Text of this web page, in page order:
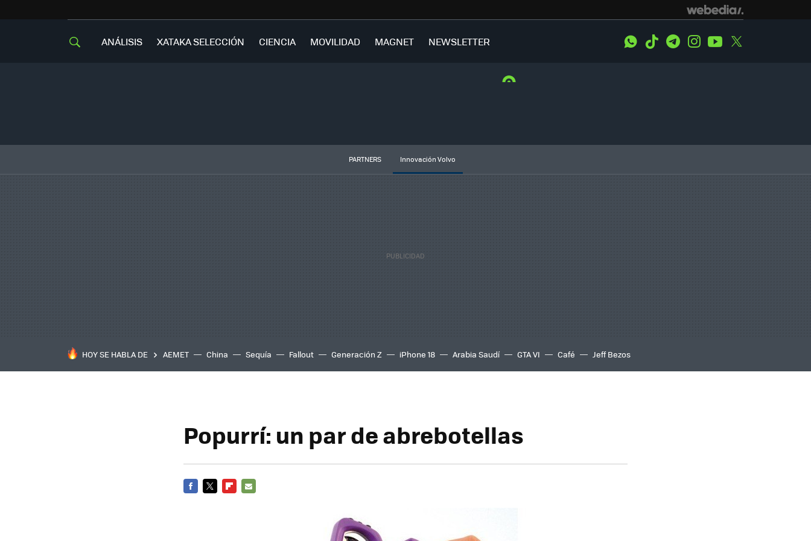
ANÁLISIS XATAKA SELECCIÓN CIENCIA MOVILIDAD MAGNET NEWSLETTER WhatsApp
Tiktok TelegramInstagramYoutube
PARTNERS Innovación Volvo
HOY SE HABLA DE AEMET China Sequía Fallout Generación Z iPhone 18 Arabia Saudí GTA VI Café Jeff Bezos
Popurrí: un par de abrebotellas